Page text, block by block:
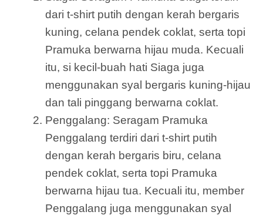
dari t-shirt putih dengan kerah bergaris
kuning, celana pendek coklat, serta topi
Pramuka berwarna hijau muda. Kecuali
itu, si kecil-buah hati Siaga juga
menggunakan syal bergaris kuning-hijau
dan tali pinggang berwarna coklat.
Penggalang: Seragam Pramuka
Penggalang terdiri dari t-shirt putih
dengan kerah bergaris biru, celana
pendek coklat, serta topi Pramuka
berwarna hijau tua. Kecuali itu, member
Penggalang juga menggunakan syal